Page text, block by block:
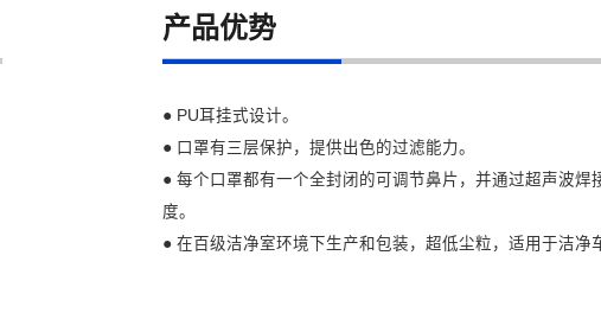
产品优势
● PU耳挂式设计。
● 口罩有三层保护，提供出色的过滤能力。
● 每个口罩都有一个全封闭的可调节鼻片，并通过超声波焊
度。
● 在百级洁净室环境下生产和包装，超低尘粒，适用于洁净